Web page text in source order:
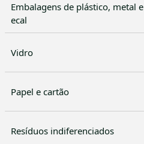
Embalagens de plástico, metal e
ecal
Vidro
Papel e cartão
Resíduos indiferenciados